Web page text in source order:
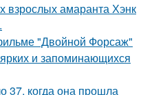
взрослых амаранта Хэнк
"Двойной Форсаж"
и запоминающихся
37, когда она прошла